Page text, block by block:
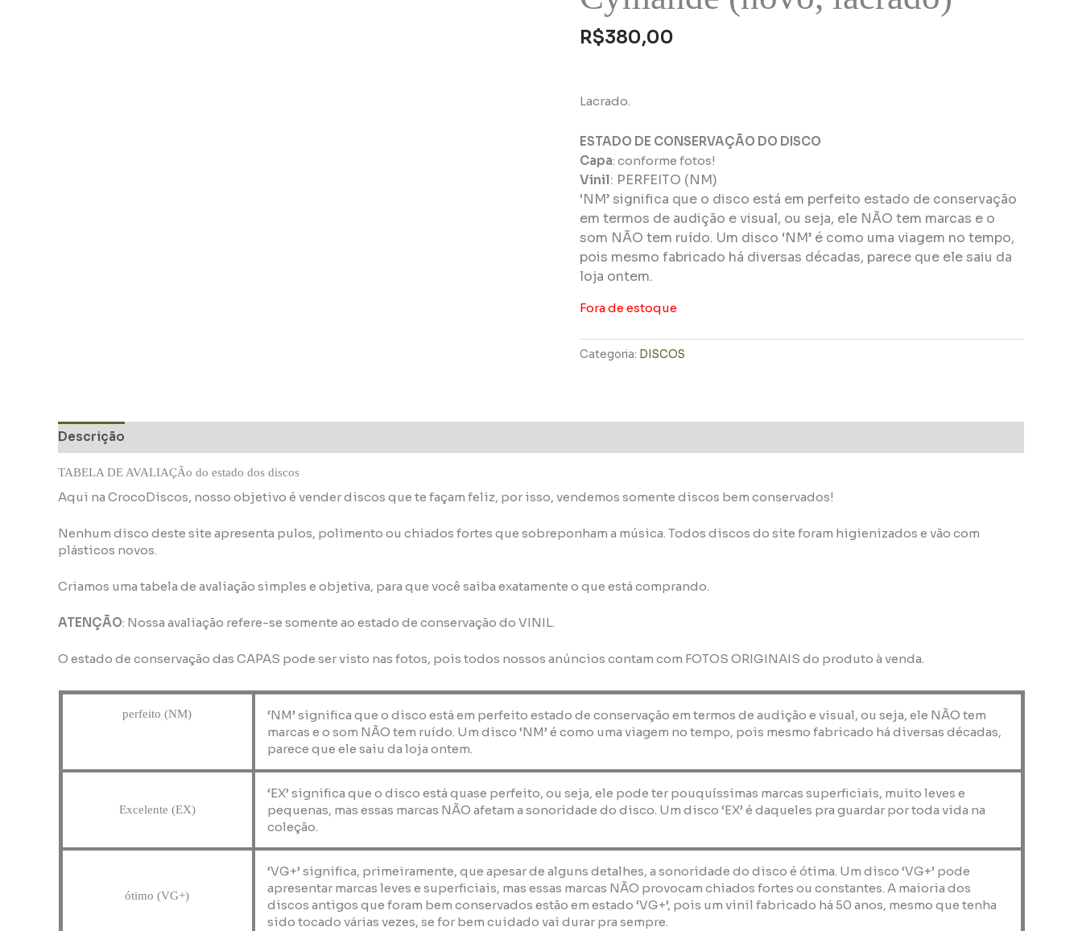
R$380,00
Lacrado.
ESTADO DE CONSERVAÇÃO DO DISCO
Capa: conforme fotos!
Vinil: PERFEITO (NM)
‘NM’ significa que o disco está em perfeito estado de conservação
em termos de audição e visual, ou seja, ele NÃO tem marcas e o
som NÃO tem ruído. Um disco ‘NM’ é como uma viagem no tempo,
pois mesmo fabricado há diversas décadas, parece que ele saiu da
loja ontem.
Fora de estoque
Categoria: DISCOS
Descrição
TABELA DE AVALIAÇÃo do estado dos discos
Aqui na CrocoDiscos, nosso objetivo é vender discos que te façam feliz, por isso, vendemos somente discos bem conservados!
Nenhum disco deste site apresenta pulos, polimento ou chiados fortes que sobreponham a música. Todos discos do site foram higienizados e vão com
plásticos novos.
Criamos uma tabela de avaliação simples e objetiva, para que você saiba exatamente o que está comprando.
ATENÇÃO: Nossa avaliação refere-se somente ao estado de conservação do VINIL.
O estado de conservação das CAPAS pode ser visto nas fotos, pois todos nossos anúncios contam com FOTOS ORIGINAIS do produto à venda.
perfeito (NM)
‘NM’ significa que o disco está em perfeito estado de conservação em termos de audição e visual, ou seja, ele NÃO tem
marcas e o som NÃO tem ruído. Um disco ‘NM’ é como uma viagem no tempo, pois mesmo fabricado há diversas décadas,
parece que ele saiu da loja ontem.
Excelente (EX)
‘EX’ significa que o disco está quase perfeito, ou seja, ele pode ter pouquíssimas marcas superficiais, muito leves e
pequenas, mas essas marcas NÃO afetam a sonoridade do disco. Um disco ‘EX’ é daqueles pra guardar por toda vida na
coleção.
ótimo (VG+)
‘VG+’ significa, primeiramente, que apesar de alguns detalhes, a sonoridade do disco é ótima. Um disco ‘VG+’ pode
apresentar marcas leves e superficiais, mas essas marcas NÃO provocam chiados fortes ou constantes. A maioria dos
discos antigos que foram bem conservados estão em estado ‘VG+’, pois um vinil fabricado há 50 anos, mesmo que tenha
sido tocado várias vezes, se for bem cuidado vai durar pra sempre.